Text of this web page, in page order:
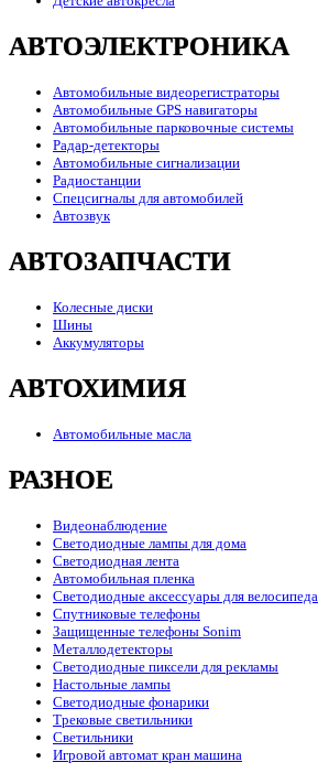
АВТОЭЛЕКТРОНИКА
Автомобильные видеорегистраторы
Автомобильные GPS навигаторы
Автомобильные парковочные системы
Радар-детекторы
Автомобильные сигнализации
Радиостанции
Спецсигналы для автомобилей
Автозвук
АВТОЗАПЧАСТИ
Колесные диски
Шины
Аккумуляторы
АВТОХИМИЯ
Автомобильные масла
РАЗНОЕ
Видеонаблюдение
Светодиодные лампы для дома
Светодиодная лента
Автомобильная пленка
Светодиодные аксессуары для велосипеда
Спутниковые телефоны
Защищенные телефоны Sonim
Металлодетекторы
Светодиодные пиксели для рекламы
Настольные лампы
Светодиодные фонарики
Трековые светильники
Светильники
Игровой автомат кран машина